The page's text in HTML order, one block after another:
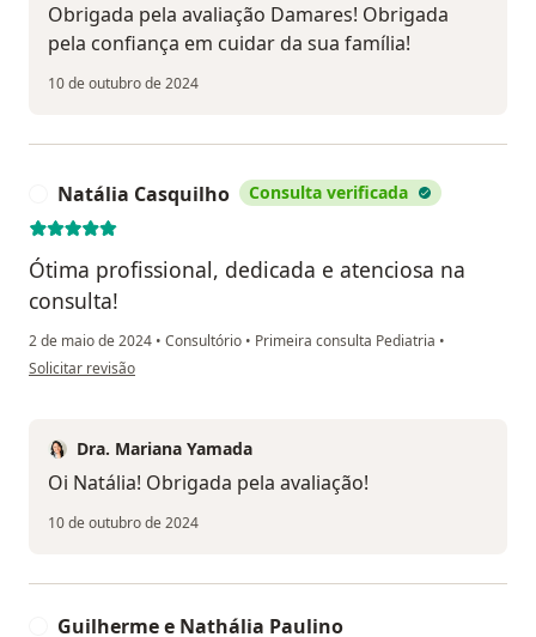
Obrigada pela avaliação Damares! Obrigada
pela confiança em cuidar da sua família!
10 de outubro de 2024
Natália Casquilho Consulta verificada
Ótima profissional, dedicada e atenciosa na
consulta!
2 de maio de 2024 • Consultório • Primeira consulta Pediatria •
na opinião do utilizador Natália Casquilho
Solicitar revisão
Dra. Mariana Yamada
Oi Natália! Obrigada pela avaliação!
10 de outubro de 2024
Guilherme e Nathália Paulino